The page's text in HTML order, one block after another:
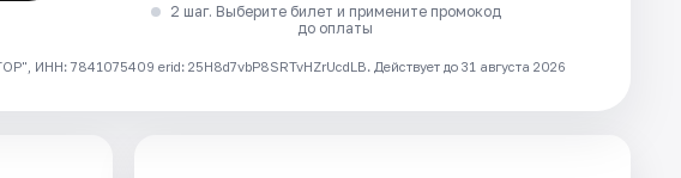
2 шаг. Выберите билет и примените промокод
до оплаты
7841075409 erid: 25H8d7vbP8SRTvHZrUcdLB. Действует до 31 августа 2026